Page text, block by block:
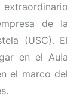
extraordinario
de la
(USC). El
en el Aula
el marco del